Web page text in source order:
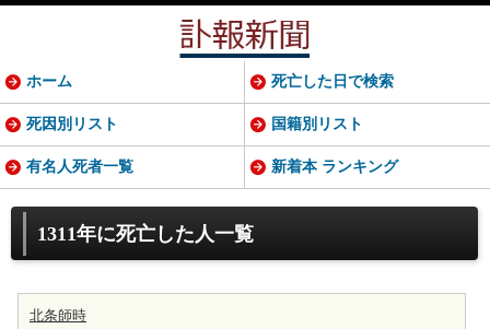
1311年に死亡した人一覧
北条師時
ホーム 死亡した日で検索
死因別リスト 国籍別リスト
有名人死者一覧 新着本 ランキング